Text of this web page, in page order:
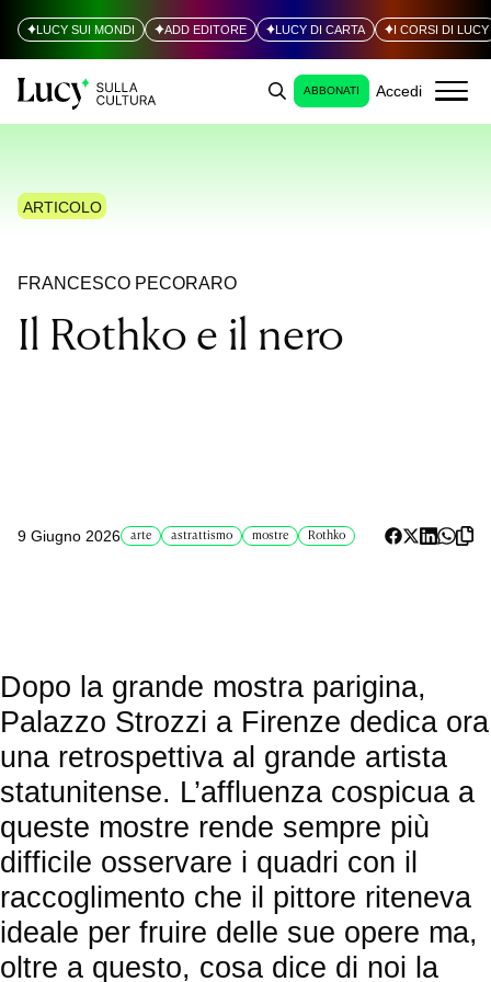
LUCY SUI MONDI ADD EDITORE LUCY DI CARTA I CORSI DI LUCY
ABBONATI Accedi
ARTICOLO
FRANCESCO PECORARO
Il Rothko e il nero
9 Giugno 2026 arte astrattismo mostre Rothko
Dopo la grande mostra parigina,
Palazzo Strozzi a Firenze dedica ora
una retrospettiva al grande artista
statunitense. L’affluenza cospicua a
queste mostre rende sempre più
difficile osservare i quadri con il
raccoglimento che il pittore riteneva
ideale per fruire delle sue opere ma,
oltre a questo, cosa dice di noi la